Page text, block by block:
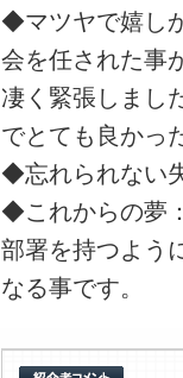
◆マツヤで嬉し
会を任された事
凄く緊張しまし
でとても良かっ
◆忘れられない
◆これからの夢
部署を持つよう
なる事です。